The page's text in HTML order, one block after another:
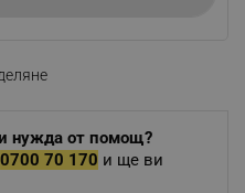
нужда от помощ?
0700 70 170 и ще ви